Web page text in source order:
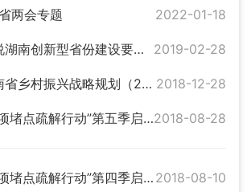
两会专题 2022-01-18
图解丨省长说湖南创新型省份建设要这样干 2019-02-28
图解：《湖南省乡村振兴战略规划（2018—2022年）》 2018-12-28
“群众办事百项堵点疏解行动”第五季启动 聚焦就业创业2018-08-28
“群众办事百项堵点疏解行动”第四季启动 聚焦居住出行 2018-08-10